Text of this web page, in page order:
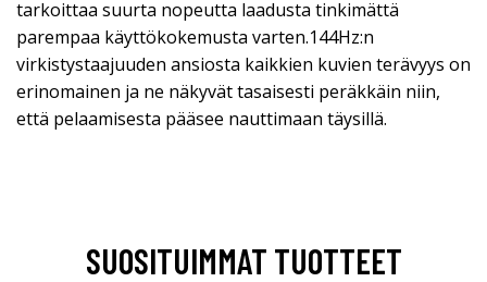
tarkoittaa suurta nopeutta laadusta tinkimättä
parempaa käyttökokemusta varten.144Hz:n
virkistystaajuuden ansiosta kaikkien kuvien terävyys on
erinomainen ja ne näkyvät tasaisesti peräkkäin niin,
että pelaamisesta pääsee nauttimaan täysillä.
SUOSITUIMMAT TUOTTEET